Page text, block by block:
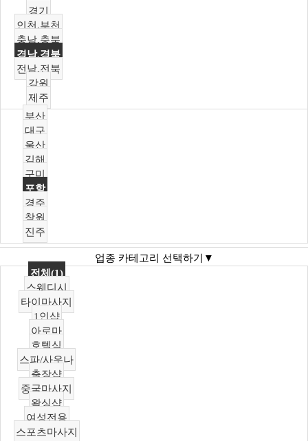
경기
인천,부천
충남,충북
경남,경북
전남,전북
강원
제주
부산
대구
울산
김해
구미
포항
경주
창원
진주
업종 카테고리 선택하기▼
전체(1)
스웨디시
타이마사지
1인샵
아로마
호텔식
스파/사우나
출장샵
중국마사지
왁싱샵
여성전용
스포츠마사지